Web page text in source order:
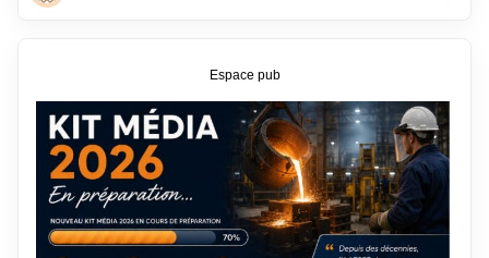
Espace pub